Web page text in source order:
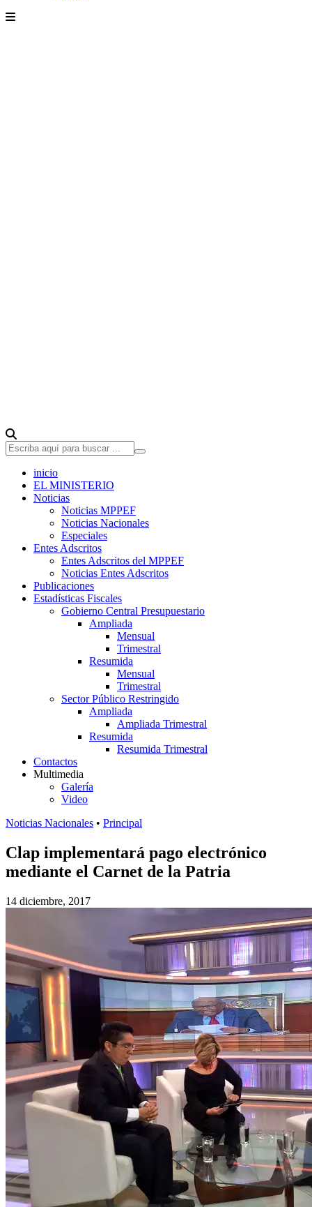
inicio
EL MINISTERIO
Noticias
Noticias MPPEF
Noticias Nacionales
Especiales
Entes Adscritos
Entes Adscritos del MPPEF
Noticias Entes Adscritos
Publicaciones
Estadísticas Fiscales
Gobierno Central Presupuestario
Ampliada
Mensual
Trimestral
Resumida
Mensual
Trimestral
Sector Público Restringido
Ampliada
Ampliada Trimestral
Resumida
Resumida Trimestral
Contactos
Multimedia
Galería
Video
Noticias Nacionales • Principal
Clap implementará pago electrónico
mediante el Carnet de la Patria
14 diciembre, 2017